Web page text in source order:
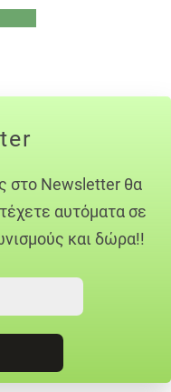
στο Newsletter θα
αυτόματα σε
και δώρα!!